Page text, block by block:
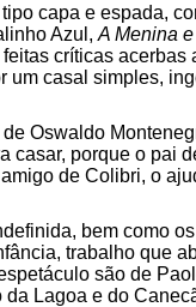
capa e espada,
Azul, A Menina
críticas
casal simples,
Oswaldo
casar, porque o pai
de Colibri, o
bem como
trabalho que
são de
Lagoa e do